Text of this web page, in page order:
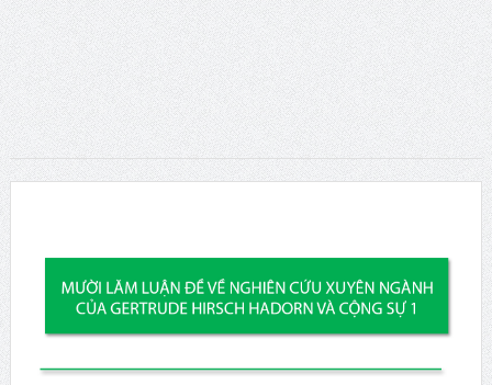
ISA World Congress of Sociology – Request for Proposals
for hosting the XXII ISA World Congress of Sociology in 2031
Hội thảo về FRANÇOIS HOUTART nhân kỷ niệm 100 năm
ngày sinh của ông
Issue 244, October 2025. News from ISA
Thời sự Hà Nội 15h ngày 8/7/2025: Thủ tướng đề xuất giải
pháp về môi trường, y tế tại BRICS